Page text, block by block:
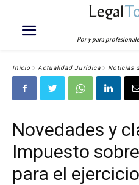
Legal
Por y para
Inicio Actualidad Jurídica Noticias
Novedades y
Impuesto
para el